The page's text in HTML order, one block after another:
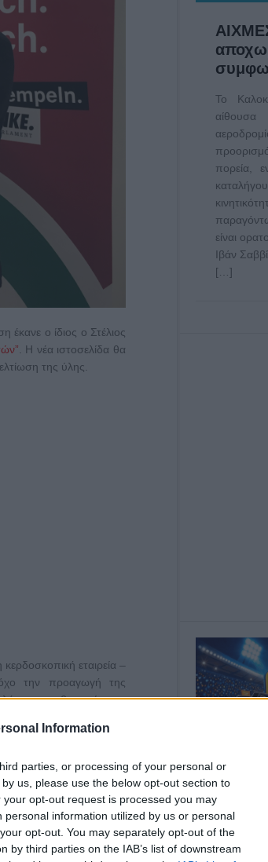
Information
parties, or processing of your personal or
us, please use the below opt-out section to
opt-out request is processed you may
information utilized by us or personal
opt-out. You may separately opt-out of the
by third parties on the IAB’s list of downstream
έκανε ο ίδιος ο Στέλιος
. Η νέα ιστοσελίδα θα
της ύλης.
εταιρεία –
την προαγωγή της
σεβασμού της
βραβεία. Και όλα
κέρδη, εννοώ από τις
Το
πορεία,
είναι
Ιβάν
[…]